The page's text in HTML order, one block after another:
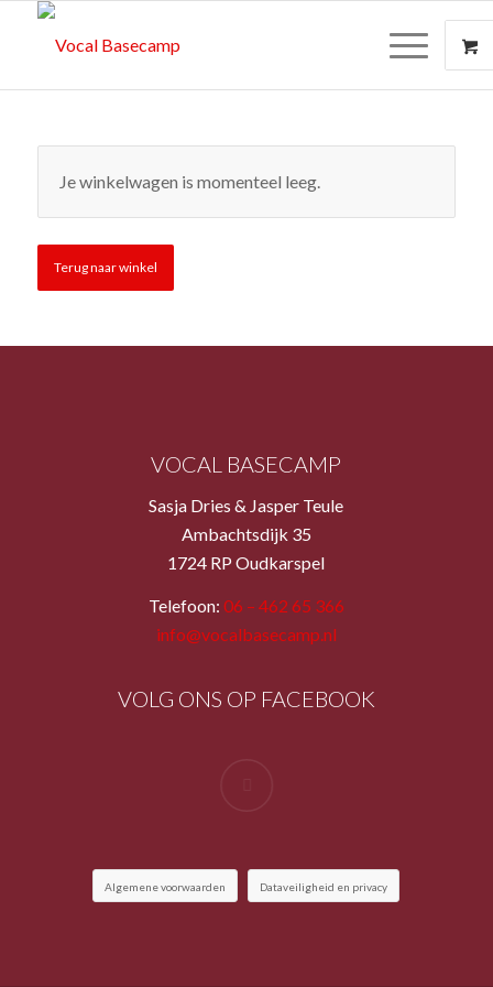
Je winkelwagen is momenteel leeg.
Terug naar winkel
VOCAL BASECAMP
Sasja Dries & Jasper Teule
Ambachtsdijk 35
1724 RP Oudkarspel
Telefoon: 06 – 462 65 366
info@vocalbasecamp.nl
VOLG ONS OP FACEBOOK
Algemene voorwaarden Dataveiligheid en privacy